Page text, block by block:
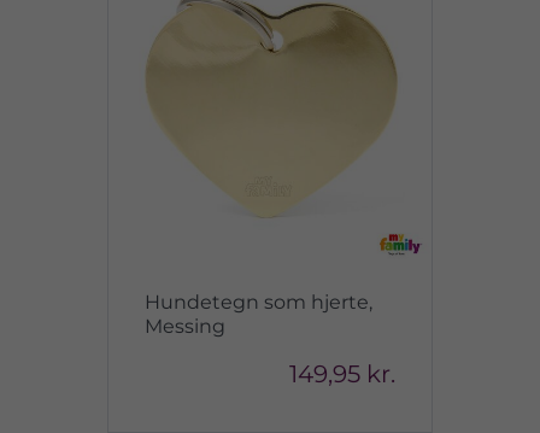
Hundetegn som hjerte,
Messing
149,95 kr.